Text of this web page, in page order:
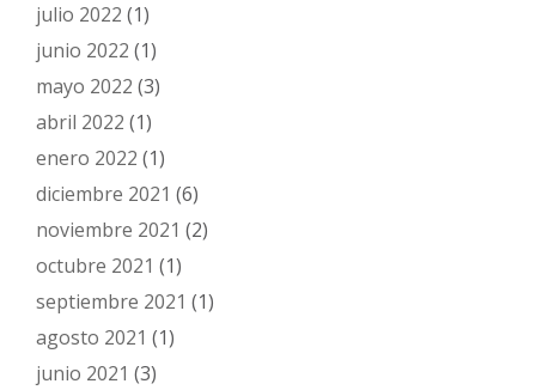
julio 2022 (1)
junio 2022 (1)
mayo 2022 (3)
abril 2022 (1)
enero 2022 (1)
diciembre 2021 (6)
noviembre 2021 (2)
octubre 2021 (1)
septiembre 2021 (1)
agosto 2021 (1)
junio 2021 (3)